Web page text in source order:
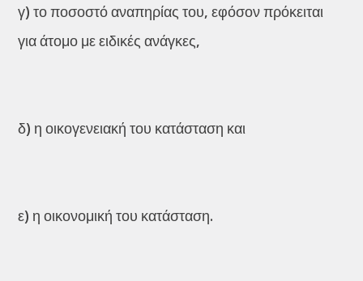
γ) το ποσοστό αναπηρίας του, εφόσον πρόκειται
για άτομο με ειδικές ανάγκες,
δ) η οικογενειακή του κατάσταση και
ε) η οικονομική του κατάσταση.